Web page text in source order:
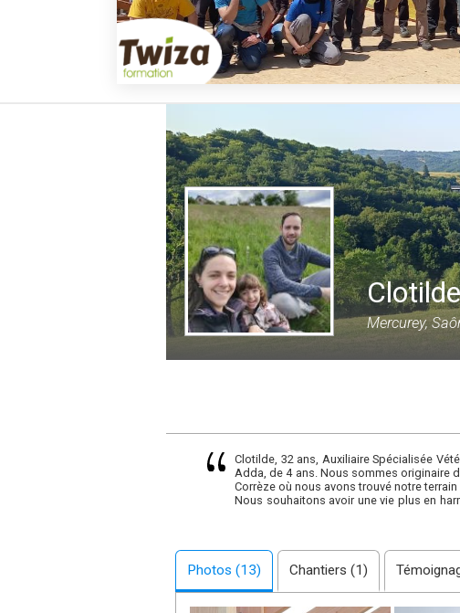
Mercurey,
Clotilde, 32 ans, Auxiliaire Spécialisée
Adda, de 4 ans. Nous sommes originaire
Corrèze où nous avons trouvé notre
Nous souhaitons avoir une vie plus en
Photos (13) Chantiers (1)